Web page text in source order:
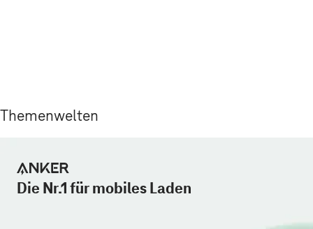
Themenwelten
Die Nr.1 für mobiles Laden